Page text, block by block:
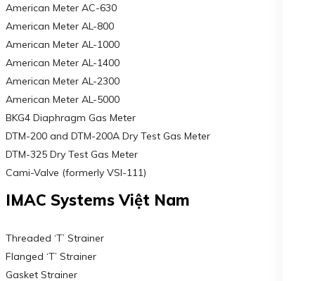
American Meter AC-630
American Meter AL-800
American Meter AL-1000
American Meter AL-1400
American Meter AL-2300
American Meter AL-5000
BKG4 Diaphragm Gas Meter
DTM-200 and DTM-200A Dry Test Gas Meter
DTM-325 Dry Test Gas Meter
Cami-Valve (formerly VSI-111)
IMAC Systems Việt Nam
Threaded ‘T’ Strainer
Flanged ‘T’ Strainer
Gasket Strainer